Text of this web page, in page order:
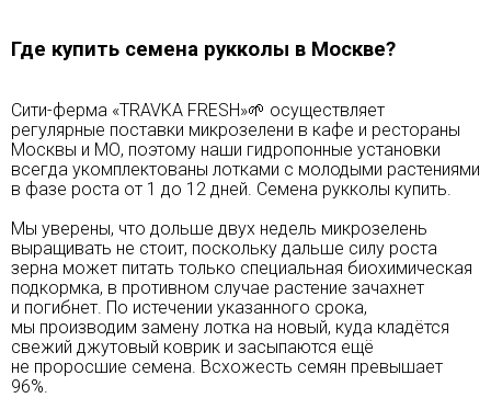
Где купить семена рукколы в Москве?
Сити-ферма «TRAVKA FRESH»🌱 осуществляет
регулярные поставки микрозелени в кафе и рестораны
Москвы и МО, поэтому наши гидропонные установки
всегда укомплектованы лотками с молодыми растениями
в фазе роста от 1 до 12 дней. Семена рукколы купить.
Мы уверены, что дольше двух недель микрозелень
выращивать не стоит, поскольку дальше силу роста
зерна может питать только специальная биохимическая
подкормка, в противном случае растение зачахнет
и погибнет. По истечении указанного срока,
мы производим замену лотка на новый, куда кладётся
свежий джутовый коврик и засыпаются ещё
не проросшие семена. Всхожесть семян превышает
96%.